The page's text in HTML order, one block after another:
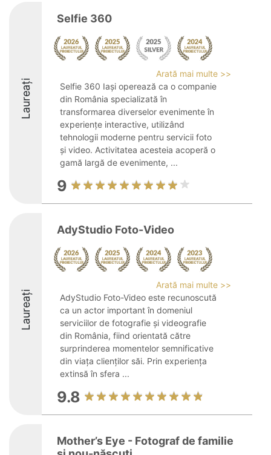
Laureați
Selfie 360
Arată mai multe >>
Selfie 360 Iași operează ca o companie
din România specializată în
transformarea diverselor evenimente în
experiențe interactive, utilizând
tehnologii moderne pentru servicii foto
și video. Activitatea acesteia acoperă o
gamă largă de evenimente, ...
9
Laureați
AdyStudio Foto-Video
Arată mai multe >>
AdyStudio Foto-Video este recunoscută
ca un actor important în domeniul
serviciilor de fotografie și videografie
din România, fiind orientată către
surprinderea momentelor semnificative
din viața clienților săi. Prin experiența
extinsă în sfera ...
9.8
Mother’s Eye - Fotograf de familie